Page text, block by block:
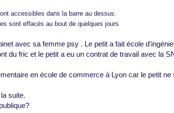
accessibles dans la barre au dessus.
sont effacés au bout de quelques jours
avec sa femme psy . Le petit a fait école
du fric et le petit a eu un contrat de travail avec la
en école de commerce à Lyon car le petit ne
suite.